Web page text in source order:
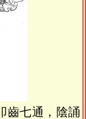
齒七通，陰誦